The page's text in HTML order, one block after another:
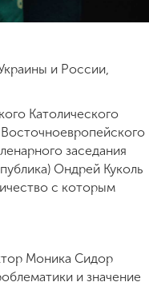
и России,
Католического
заседания
Ондрей Куколь
с которым
Моника Сидор
и значение